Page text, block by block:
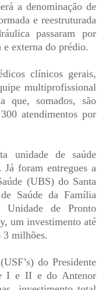
a denominação de
e reestruturada
passaram por
externa do prédio.
clínicos gerais,
multiprofissional
que, somados, são
atendimentos por
unidade de saúde
Já foram entregues a
(UBS) do Santa
Saúde da Família
de Pronto
um investimento até
3 milhões.
do Presidente
I e II e do Antenor